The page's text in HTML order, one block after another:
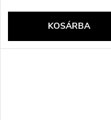
KOSÁRBA